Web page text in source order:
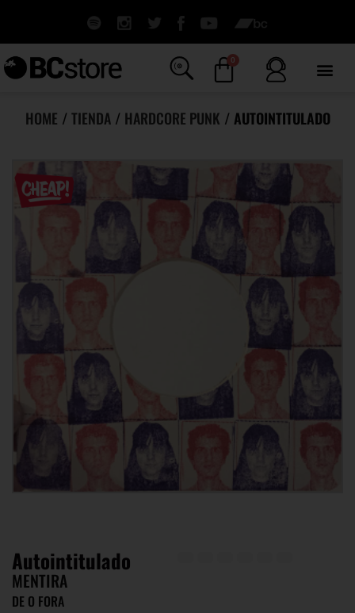
0
HOME / TIENDA/ HARDCORE PUNK / AUTOINTITULADO
Autointitulado
MENTIRA
DE O FORA